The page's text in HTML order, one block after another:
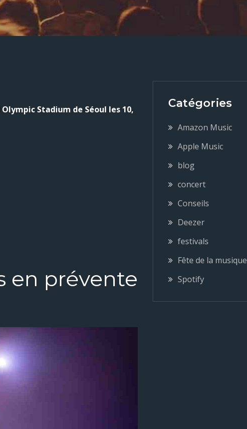
Stadium de Séoul les 10,
en prévente
Catégories
Amazon Music
Apple Music
blog
concert
Conseils
Deezer
festivals
Fête de la musique
Spotify